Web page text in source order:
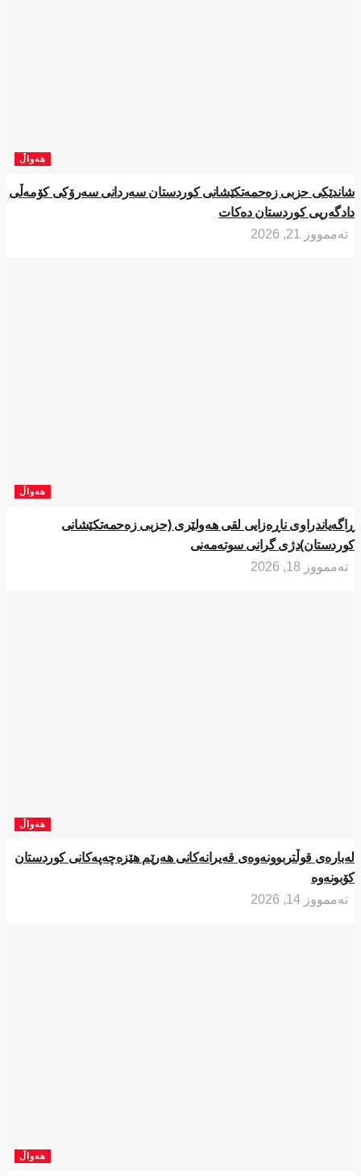
هەواڵ
شاندێکی حزبی زەحمەتکێشانی کوردستان سەردانی سەرۆکی کۆمەڵی
دادگەریی کوردستان دەکات
تەممووز 21, 2026
هەواڵ
ڕاگەیاندراوی ناڕەزایی لقی هەولێری (حزبی زەحمەتکێشانی
کوردستان)دژی گرانی سوتەمەنی
تەممووز 18, 2026
هەواڵ
لەبارەی قوڵتربوونەوەی قەیرانەكانی هەرێم هێزەچەپەكانی كوردستان
كۆبونەوە
تەممووز 14, 2026
هەواڵ